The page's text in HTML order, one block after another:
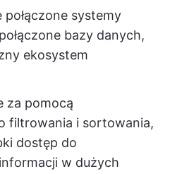
systemy
bazy danych,
ekosystem
za pomocą
filtrowania i sortowania,
dostęp do
w dużych